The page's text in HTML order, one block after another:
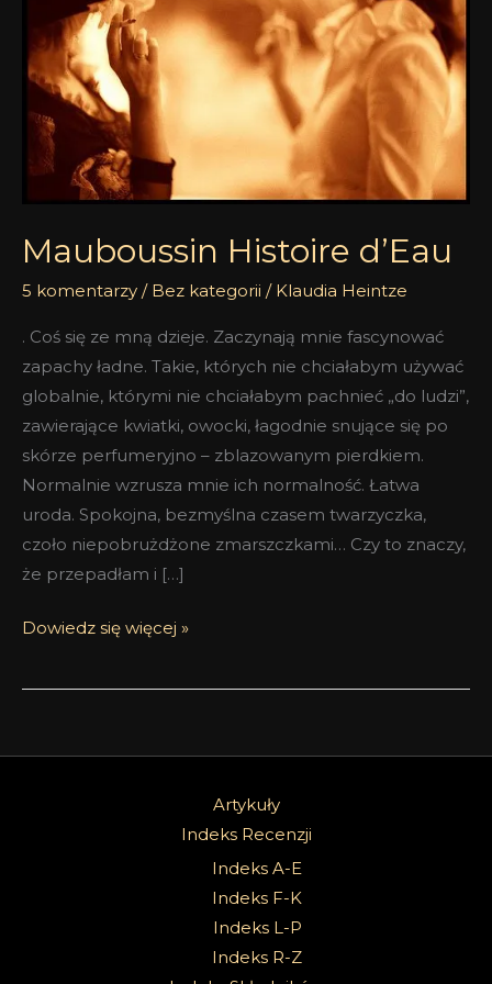
Mauboussin Histoire d’Eau
5 komentarzy / Bez kategorii / Klaudia Heintze
. Coś się ze mną dzieje. Zaczynają mnie fascynować
zapachy ładne. Takie, których nie chciałabym używać
globalnie, którymi nie chciałabym pachnieć „do ludzi”,
zawierające kwiatki, owocki, łagodnie snujące się po
skórze perfumeryjno – zblazowanym pierdkiem.
Normalnie wzrusza mnie ich normalność. Łatwa
uroda. Spokojna, bezmyślna czasem twarzyczka,
czoło niepobrużdżone zmarszczkami… Czy to znaczy,
że przepadłam i […]
Dowiedz się więcej »
Artykuły
Indeks Recenzji
Indeks A-E
Indeks F-K
Indeks L-P
Indeks R-Z